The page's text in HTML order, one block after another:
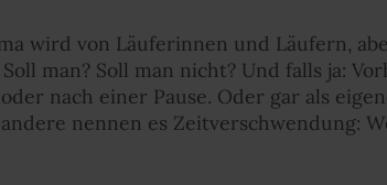
wird von Läuferinnen und Läufern,
man? Soll man nicht? Und falls ja:
nach einer Pause. Oder gar als
nennen es Zeitverschwendung: